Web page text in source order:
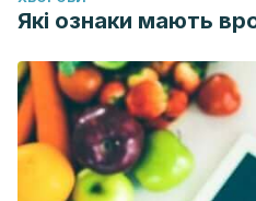
Які ознаки мають